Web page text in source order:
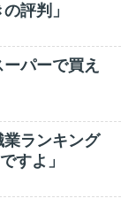
評判」
パーで買え
ランキング
すよ」